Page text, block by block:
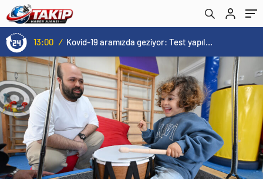
13:00 / Kovid-19 aramızda geziyor: Test yapılmadığı için kimse farkında değil